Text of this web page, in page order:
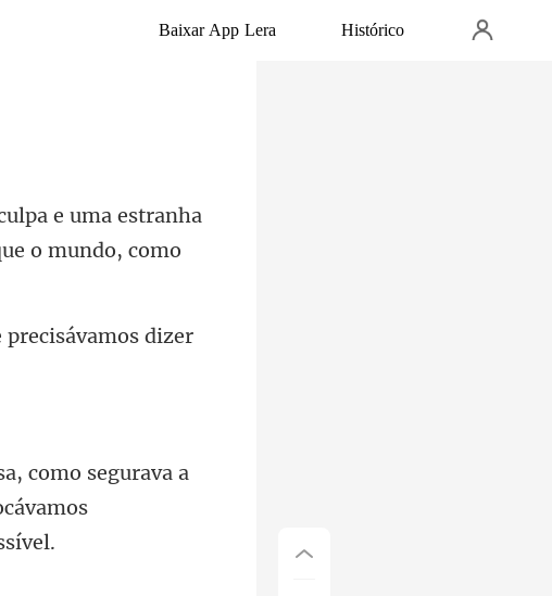
Baixar App Lera Histórico
e uma estranha
precisávamos dizer
rava a